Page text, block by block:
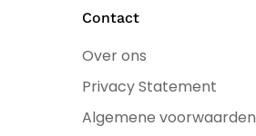
Contact
Over ons
Privacy Statement
Algemene voorwaarden